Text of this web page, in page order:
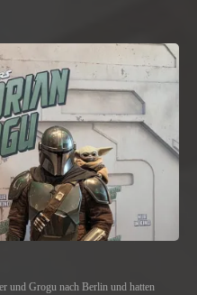
und Grogu nach Berlin und hatten